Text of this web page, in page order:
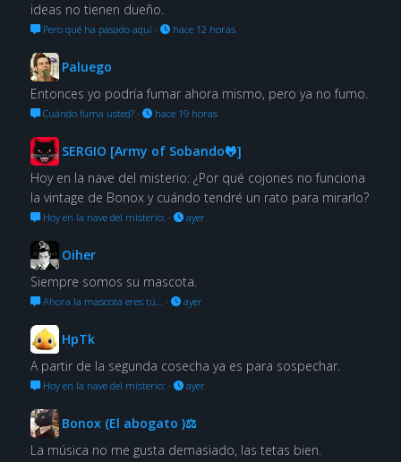
ideas no tienen dueño.
Pero qué ha pasado aquí· hace 12 horas
Paluego
Entonces yo podría fumar ahora mismo, pero ya no fumo.
Cuándo fuma usted?· hace 19 horas
SERGIO [Army of Sobando🐸]
Hoy en la nave del misterio: ¿Por qué cojones no funciona
la vintage de Bonox y cuándo tendré un rato para mirarlo?
Hoy en la nave del misterio: · ayer
Oiher
Siempre somos su mascota.
Ahora la mascota eres tú… · ayer
HpTk
A partir de la segunda cosecha ya es para sospechar.
Hoy en la nave del misterio: · ayer
Bonox (El abogato )⚖
La música no me gusta demasiado, las tetas bien.